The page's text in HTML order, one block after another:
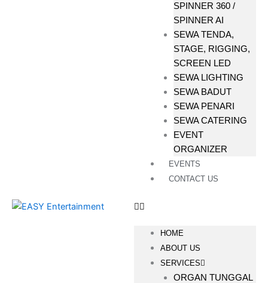
SPINNER 360 /
SPINNER AI
SEWA TENDA,
STAGE, RIGGING,
SCREEN LED
SEWA LIGHTING
SEWA BADUT
SEWA PENARI
SEWA CATERING
EVENT
ORGANIZER
EVENTS
CONTACT US
HOME
ABOUT US
SERVICES
ORGAN TUNGGAL